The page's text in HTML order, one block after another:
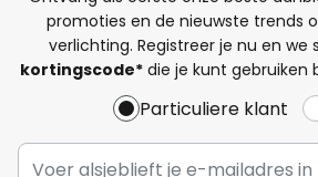
promoties en de nieuwste trends
verlichting. Registreer je nu en we
kortingscode*die je kunt gebruiken
Particuliere klant